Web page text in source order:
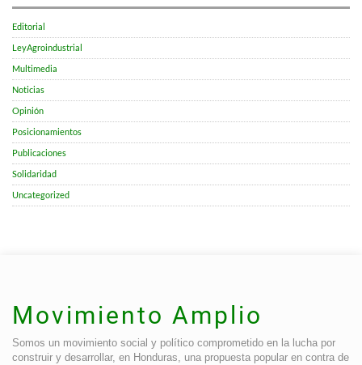
Editorial
LeyAgroindustrial
Multimedia
Noticias
Opinión
Posicionamientos
Publicaciones
Solidaridad
Uncategorized
Movimiento Amplio
Somos un movimiento social y político comprometido en la lucha por
construir y desarrollar, en Honduras, una propuesta popular en contra de